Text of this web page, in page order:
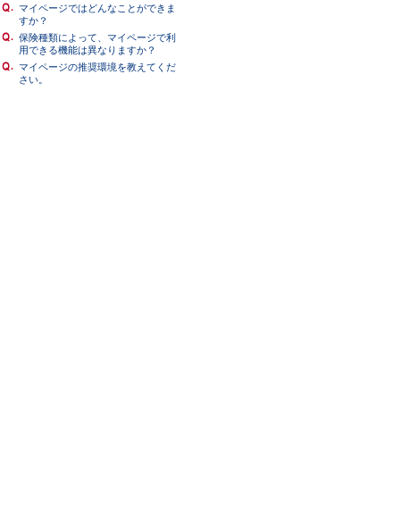
マイページではどんなことができま
すか？
保険種類によって、マイページで利
用できる機能は異なりますか？
マイページの推奨環境を教えてくだ
さい。